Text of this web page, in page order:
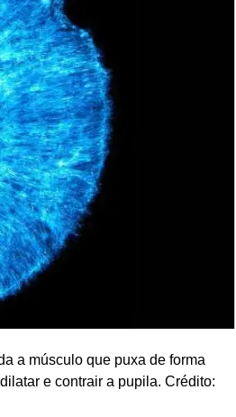
a músculo que puxa de forma
e contrair a pupila. Crédito: